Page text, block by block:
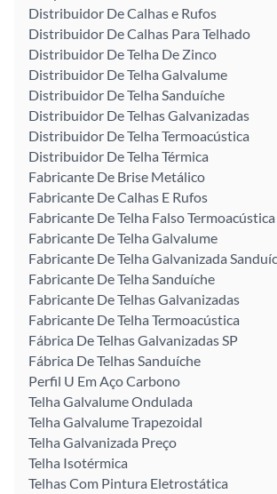
Distribuidor De Calhas e Rufos
Distribuidor De Calhas Para Telhado
Distribuidor De Telha De Zinco
Distribuidor De Telha Galvalume
Distribuidor De Telha Sanduíche
Distribuidor De Telhas Galvanizadas
Distribuidor De Telha Termoacústica
Distribuidor De Telha Térmica
Fabricante De Brise Metálico
Fabricante De Calhas E Rufos
Fabricante De Telha Falso Termoacústica
Fabricante De Telha Galvalume
Fabricante De Telha Galvanizada
Fabricante De Telha Sanduíche
Fabricante De Telhas Galvanizadas
Fabricante De Telha Termoacústica
Fábrica De Telhas Galvanizadas SP
Fábrica De Telhas Sanduíche
Perfil U Em Aço Carbono
Telha Galvalume Ondulada
Telha Galvalume Trapezoidal
Telha Galvanizada Preço
Telha Isotérmica
Telhas Com Pintura Eletrostática